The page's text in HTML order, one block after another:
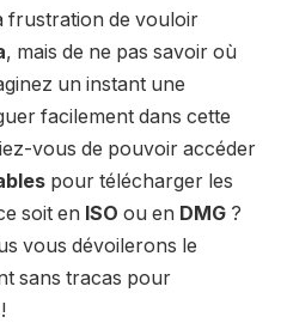
frustration de vouloir
, mais de ne pas savoir où
un instant une
facilement dans cette
vous de pouvoir accéder
pour télécharger les
soit en ISO ou en DMG ?
vous dévoilerons le
sans tracas pour